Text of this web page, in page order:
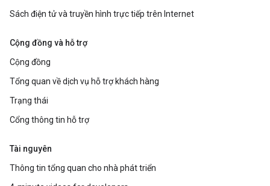
Sách điện tử và truyền hình trực tiếp trên Internet
Cộng đồng và hỗ trợ
Cộng đồng
Tổng quan về dịch vụ hỗ trợ khách hàng
Trạng thái
Cổng thông tin hỗ trợ
Tài nguyên
Thông tin tổng quan cho nhà phát triển